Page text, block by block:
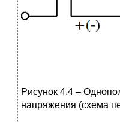
Рисунок 4.4 –
напряжения (схема